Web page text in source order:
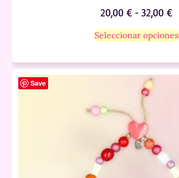
20,00 € - 32,00 €
Seleccionar opciones
Save